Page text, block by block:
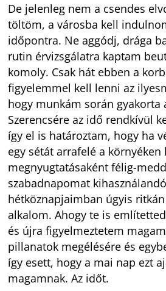
De jelenleg nem a csendes
töltöm, a városba kell
időpontra. Ne aggódj, drága
rutin érvizsgálatra kaptam
komoly. Csak hát ebben a
figyelemmel kell lenni az
hogy munkám során gyakorta
Szerencsére az idő rendkívül
így el is határoztam, hogy ha
egy sétát arrafelé a környéken
megnyugtatásaként félig-
szabadnapomat
hétköznapjaimban úgyis
alkalom. Ahogy te is
és újra figyelmeztetem
pillanatok megélésére és
így esett, hogy a mai nap ezt
magamnak. Az időt.